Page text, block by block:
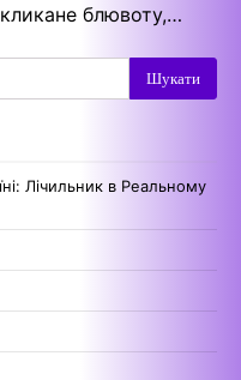
блювоту,…
Лічильник в Реальному